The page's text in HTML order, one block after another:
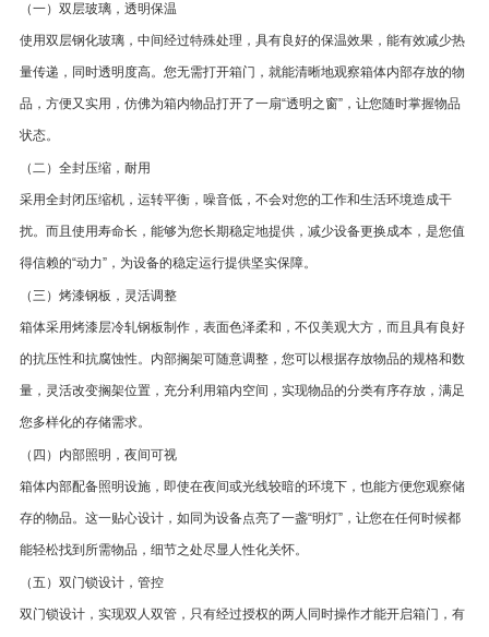
（一）双层玻璃，透明保温
使用双层钢化玻璃，中间经过特殊处理，具有良好的保温效果，能有效减少热
量传递，同时透明度高。您无需打开箱门，就能清晰地观察箱体内部存放的物
品，方便又实用，仿佛为箱内物品打开了一扇“透明之窗”，让您随时掌握物品
状态。
（二）全封压缩，耐用
采用全封闭压缩机，运转平衡，噪音低，不会对您的工作和生活环境造成干
扰。而且使用寿命长，能够为您长期稳定地提供，减少设备更换成本，是您值
得信赖的“动力”，为设备的稳定运行提供坚实保障。
（三）烤漆钢板，灵活调整
箱体采用烤漆层冷轧钢板制作，表面色泽柔和，不仅美观大方，而且具有良好
的抗压性和抗腐蚀性。内部搁架可随意调整，您可以根据存放物品的规格和数
量，灵活改变搁架位置，充分利用箱内空间，实现物品的分类有序存放，满足
您多样化的存储需求。
（四）内部照明，夜间可视
箱体内部配备照明设施，即使在夜间或光线较暗的环境下，也能方便您观察储
存的物品。这一贴心设计，如同为设备点亮了一盏“明灯”，让您在任何时候都
能轻松找到所需物品，细节之处尽显人性化关怀。
（五）双门锁设计，管控
双门锁设计，实现双人双管，只有经过授权的两人同时操作才能开启箱门，有